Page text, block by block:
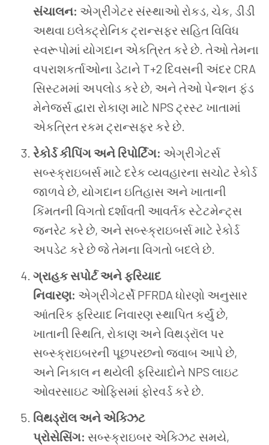
સંચાલન: એગ્રીગેટર સંસ્થાઓ રોકડ, ચેક, ડીડી
અથવા ઇલેક્ટ્રોનિક ટ્રાન્સફર સહિત વિવિધ
સ્વરૂપોમાં યોગદાન એકત્રિત કરે છે. તેઓ તેમના
વપરાશકર્તાઓના ડેટાને T+2 દિવસની અંદર CRA
સિસ્ટમમાં અપલોડ કરે છે, અને તેઓ પેન્શન ફંડ
મેનેજર્સ દ્વારા રોકાણ માટે NPS ટ્રસ્ટ ખાતામાં
એકત્રિત રકમ ટ્રાન્સફર કરે છે.
રેકોર્ડ કીપિંગ અને રિપોર્ટિંગ: એગ્રીગેટર્સ
સબ્સ્ક્રાઇબર્સ માટે દરેક વ્યવહારના સચોટ રેકોર્ડ
જાળવે છે, યોગદાન ઇતિહાસ અને ખાતાની
કિંમતની વિગતો દર્શાવતી આવર્તક સ્ટેટમેન્ટ્સ
જનરેટ કરે છે, અને સબ્સ્ક્રાઇબર્સ માટે રેકોર્ડ
અપડેટ કરે છે જે તેમના વિગતો બદલે છે.
ગ્રાહક સપોર્ટ અને ફરિયાદ
નિવારણ: એગ્રીગેટર્સે PFRDA ધોરણો અનુસાર
આંતરિક ફરિયાદ નિવારણ સ્થાપિત કર્યું છે,
ખાતાની સ્થિતિ, રોકાણ અને વિથડ્રૉલ પર
સબ્સ્ક્રાઇબરની પૂછપરછનો જવાબ આપે છે,
અને નિકાલ ન થયેલી ફરિયાદોને NPS લાઇટ
ઓવરસાઇટ ઓફિસમાં ફોરવર્ડ કરે છે.
વિથડ્રૉલ અને એક્ઝિટ
પ્રોસેસિંગ: સબ્સ્ક્રાઇબર એક્ઝિટ સમયે,